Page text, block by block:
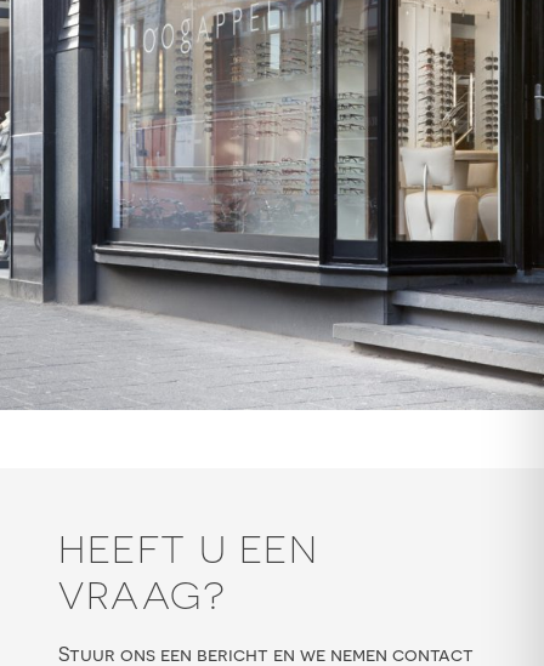
HEEFT U EEN
VRAAG?
Stuur ons een bericht en we nemen contact